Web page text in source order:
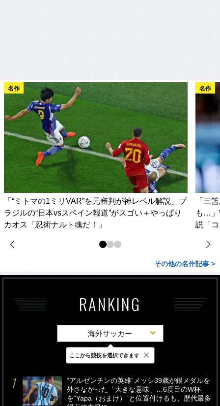
名作
「“ミトマの1ミリVAR”を元審判が神レベル解説」ブ
ラジルの“日本vsスペイン報道”がスゴい＋やっぱり
カオス「忍術ナルト魂だ！」
名作
「三
も…」
説「
その他の名作記事 >
RANKING
海外サッカー
最新 24時間 週間
“アルゼンチンの英雄”メッシ39歳が銀メダルを
外さなかった「大きな意味」…6度目のW杯
を”Yapa（おまけ）”と位置付けるも、歴代最多
ここから競技を選択できます ×